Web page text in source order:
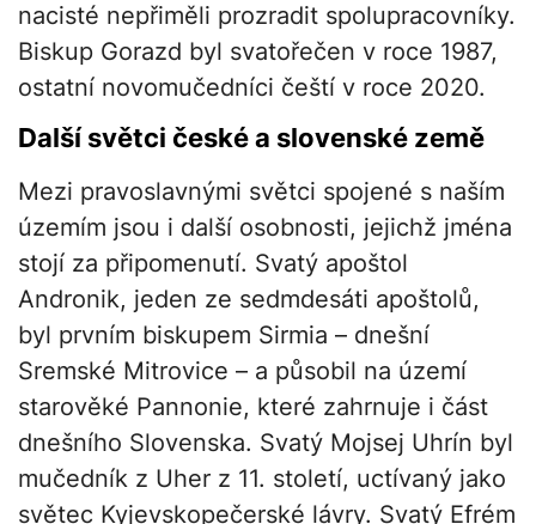
nacisté nepřiměli prozradit spolupracovníky.
Biskup Gorazd byl svatořečen v roce 1987,
ostatní novomučedníci čeští v roce 2020.
Další světci české a slovenské země
Mezi pravoslavnými světci spojené s naším
územím jsou i další osobnosti, jejichž jména
stojí za připomenutí. Svatý apoštol
Andronik, jeden ze sedmdesáti apoštolů,
byl prvním biskupem Sirmia – dnešní
Sremské Mitrovice – a působil na území
starověké Pannonie, které zahrnuje i část
dnešního Slovenska. Svatý Mojsej Uhrín byl
mučedník z Uher z 11. století, uctívaný jako
světec Kyjevskopečerské lávry. Svatý Efrém